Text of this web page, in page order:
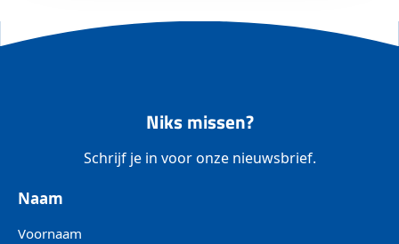
Niks missen?
Schrijf je in voor onze nieuwsbrief.
Naam
Voornaam